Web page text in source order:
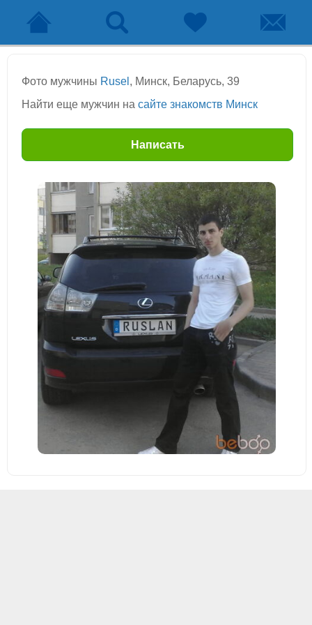
Фото мужчины Rusel , Минск, Беларусь, 39
Найти еще мужчин на сайте знакомств Минск
Написать